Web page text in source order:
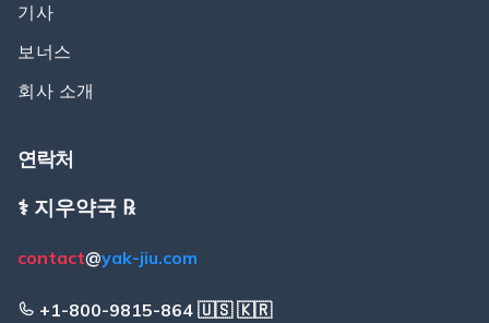
기사
보너스
회사 소개
연락처
⚕️ 지우약국 ℞
contact@yak-jiu.com
+1-800-9815-864 🇺🇸 🇰🇷